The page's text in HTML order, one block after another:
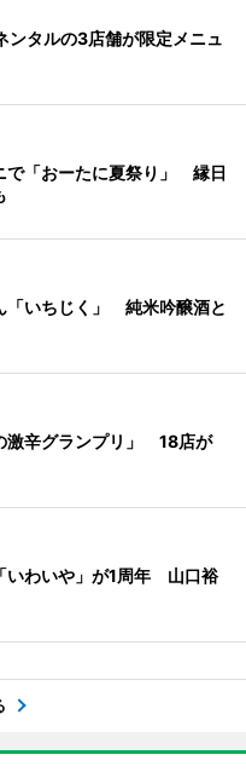
ンタルの3店舗が限定メニュ
で「おーたに夏祭り」 縁日
「いちじく」 純米吟醸酒と
激辛グランプリ」 18店が
いわいや」が1周年 山口裕